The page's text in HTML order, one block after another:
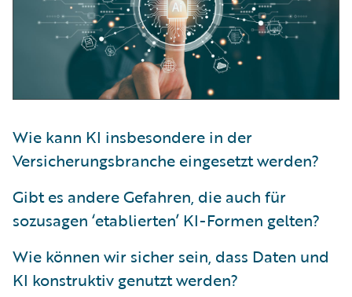
Wie kann KI insbesondere in der
Versicherungsbranche eingesetzt werden?
Gibt es andere Gefahren, die auch für
sozusagen ‘etablierten’ KI-Formen gelten?
Wie können wir sicher sein, dass Daten und
KI konstruktiv genutzt werden?